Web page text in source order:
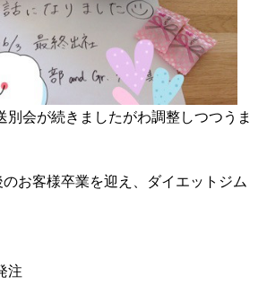
会が続きましたがわ調整しつつうま
お客様卒業を迎え、ダイエットジム
注